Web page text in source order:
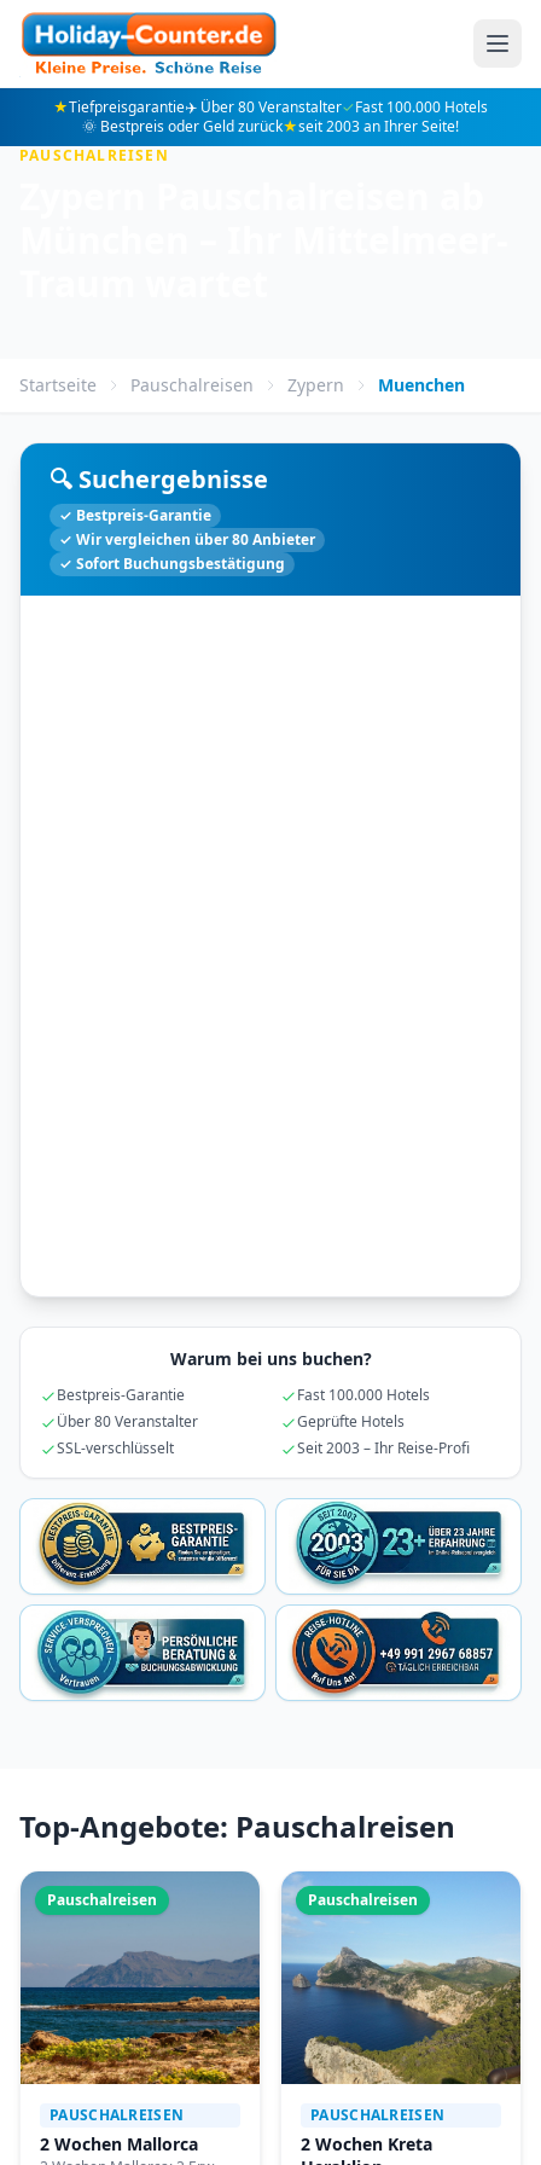
★Tiefpreisgarantie✈️ Über 80 Veranstalter✓Fast 100.000 Hotels
🌞 Bestpreis oder Geld zurück★seit 2003 an Ihrer Seite!
PAUSCHALREISEN
Startseite Pauschalreisen Zypern Muenchen
🔍 Suchergebnisse
✓ Bestpreis-Garantie
✓ Wir vergleichen über 80 Anbieter
✓ Sofort Buchungsbestätigung
Warum bei uns buchen?
Bestpreis-Garantie
Fast 100.000 Hotels
Über 80 Veranstalter
Geprüfte Hotels
SSL-verschlüsselt
Seit 2003 – Ihr Reise-Profi
Top-Angebote: Pauschalreisen
Pauschalreisen
PAUSCHALREISEN
2 Wochen Mallorca
Pauschalreisen
PAUSCHALREISEN
2 Wochen Kreta